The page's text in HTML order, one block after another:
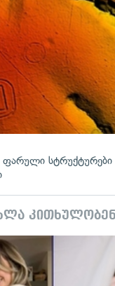
ფარული
კითხულობენ